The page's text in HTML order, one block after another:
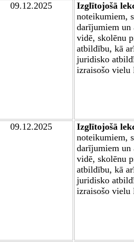
09.12.2025
Izglītojošā
noteikumiem,
darījumiem un
vidē, skolēnu
atbildību, kā
juridisko
izraisošo vielu
09.12.2025
Izglītojošā
noteikumiem,
darījumiem un
vidē, skolēnu
atbildību, kā
juridisko
izraisošo vielu